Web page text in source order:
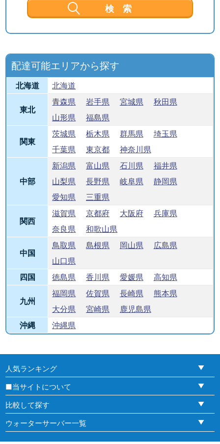
配達可能エリアから探す
北海道 北海道
東北
青森県 岩手県 宮城県
秋田県
山形県
福島県
関東
茨城県 栃木県 群馬県
埼玉県
千葉県
東京都 神奈川県
中部
新潟県 富山県 石川県
福井県
山梨県
長野県 岐阜県
静岡県
愛知県
三重県
関西
滋賀県 京都府 大阪府
兵庫県
奈良県
和歌山県
中国
鳥取県 島根県 岡山県
広島県
山口県
四国
徳島県 香川県 愛媛県 高知県
九州
福岡県 佐賀県 長崎県
熊本県
大分県
宮崎県
鹿児島県
沖縄
沖縄県
人気ランキング
■当サイトについて
比較して探す
ウォーターサーバー一覧